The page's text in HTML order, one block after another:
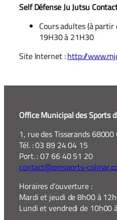
Self Défense Ju Jutsu
Cours adultes (à partir
19H30 à 21H30
Site Internet :http://
Office Municipal des Sports
1, rue des Tisserands 68000
Tél. : 03 89 24 04 15
Port. : 07 66 40 51 20
contact@omsports-
Horaires d’ouverture :
Mardi et jeudi de 8h00 à
Lundi et vendredi de 10h00